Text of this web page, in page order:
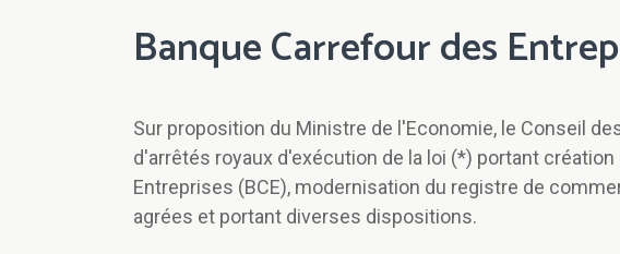
Banque Carrefour des
Sur proposition du Ministre de l'Economie, le Conseil
d'arrêtés royaux d'exécution de la loi (*) portant
Entreprises (BCE), modernisation du registre de
agrées et portant diverses dispositions.